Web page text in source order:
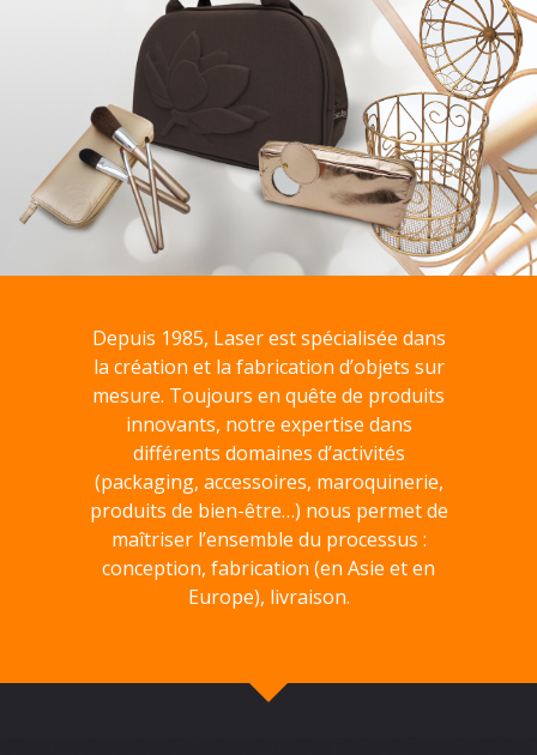
Depuis 1985, Laser est spécialisée dans
la création et la fabrication d’objets sur
mesure. Toujours en quête de produits
innovants, notre expertise dans
différents domaines d’activités
(packaging, accessoires, maroquinerie,
produits de bien-être…) nous permet de
maîtriser l’ensemble du processus :
conception, fabrication (en Asie et en
Europe), livraison.